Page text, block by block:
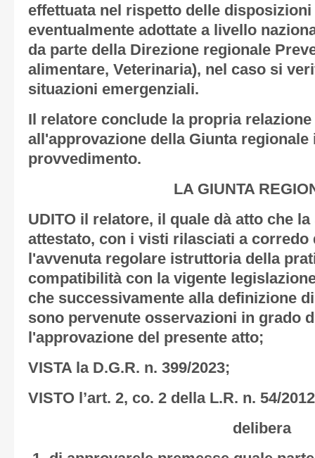
effettuata nel rispetto delle
eventualmente adottate a livello
da parte della Direzione regionale
alimentare, Veterinaria), nel caso si
situazioni emergenziali.
Il relatore conclude la propria
all'approvazione della Giunta regionale
provvedimento.
LA GIUNTA
UDITO il relatore, il quale dà atto che
attestato, con i visti rilasciati a corredo
l'avvenuta regolare istruttoria della
compatibilità con la vigente
che successivamente alla definizione
sono pervenute osservazioni in grado
l'approvazione del presente atto;
VISTA la D.G.R. n. 399/2023;
VISTO l’art. 2, co. 2 della L.R. n. 54/
delibera